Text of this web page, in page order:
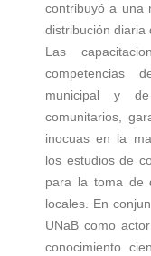
contribuyó a una
distribución diaria
Las
competencias
municipal y
comunitarios,
inocuas en la
los estudios de
para la toma de
locales. En
UNaB como
conocimiento